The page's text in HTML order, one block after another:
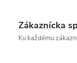
Zákaznícka
Ku každému